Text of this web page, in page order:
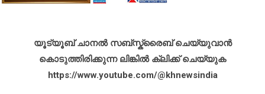
യൂട്യൂബ് ചാനൽ സബ്സ്ക്രൈബ് ചെയ്യുവാൻ
കൊടുത്തിരിക്കുന്ന ലിങ്കിൽ ക്ലിക്ക് ചെയ്യുക
https://www.youtube.com/@khnewsindia